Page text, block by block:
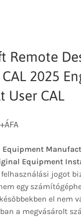
Remote
2025
User CAL
+ÁFA
Equipment
Equipment
felhasználási jogot
egy
el nem
a megvásárolt